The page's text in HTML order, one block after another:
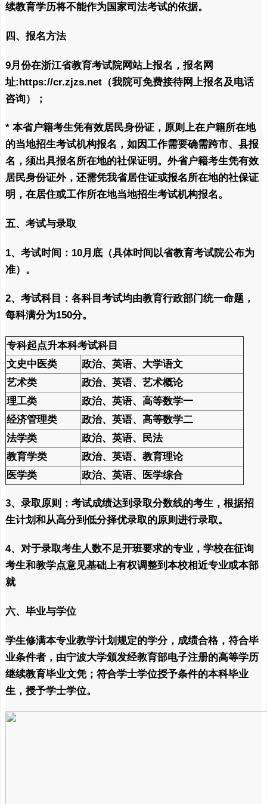
续教育学历将不能作为国家司法考试的依据。
四、报名方法
9月份在浙江省教育考试院网站上报名，报名网
址:https://cr.zjzs.net（我院可免费接待网上报名及电话
咨询）；
* 本省户籍考生凭有效居民身份证，原则上在户籍所在地
的当地招生考试机构报名，如因工作需要确需跨市、县报
名，须出具报名所在地的社保证明。外省户籍考生凭有效
居民身份证外，还需凭我省居住证或报名所在地的社保证
明，在居住或工作所在地当地招生考试机构报名。
五、考试与录取
1、考试时间：10月底（具体时间以省教育考试院公布为
准）。
2、考试科目：各科目考试均由教育行政部门统一命题，
每科满分为150分。
专科起点升本科考试科目
文史中医类
政治、英语、大学语文
艺术类
政治、英语、艺术概论
理工类
政治、英语、高等数学一
经济管理类
政治、英语、高等数学二
法学类
政治、英语、民法
教育学类
政治、英语、教育理论
医学类
政治、英语、医学综合
3、录取原则：考试成绩达到录取分数线的考生，根据招
生计划和从高分到低分择优录取的原则进行录取。
4、对于录取考生人数不足开班要求的专业，学校在征询
考生和教学点意见基础上有权调整到本校相近专业或本部
就
六、毕业与学位
学生修满本专业教学计划规定的学分，成绩合格，符合毕
业条件者，由宁波大学颁发经教育部电子注册的高等学历
继续教育毕业文凭；符合学士学位授予条件的本科毕业
生，授予学士学位。